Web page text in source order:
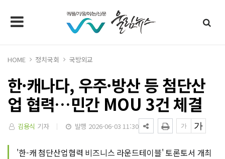
HOME 정치국회 국방외교
한·캐나다, 우주·방산 등 첨단산
업 협력…민간 MOU 3건 체결
김용식 기자 발행 2026-06-03 11:30
'한-캐 첨단산업협력 비즈니스 라운드테이블' 토론토서 개최